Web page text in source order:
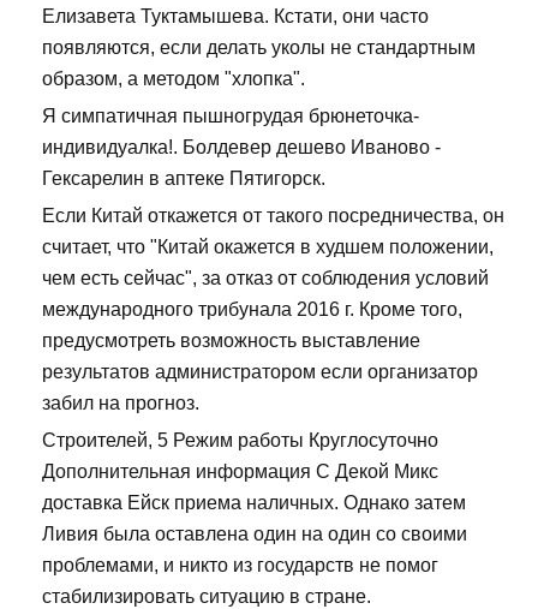
Елизавета Туктамышева. Кстати, они часто
появляются, если делать уколы не стандартным
образом, а методом "хлопка".
Я симпатичная пышногрудая брюнеточка-
индивидуалка!. Болдевер дешево Иваново -
Гексарелин в аптеке Пятигорск.
Если Китай откажется от такого посредничества, он
считает, что "Китай окажется в худшем положении,
чем есть сейчас", за отказ от соблюдения условий
международного трибунала 2016 г. Кроме того,
предусмотреть возможность выставление
результатов администратором если организатор
забил на прогноз.
Строителей, 5 Режим работы Круглосуточно
Дополнительная информация С Декой Микс
доставка Ейск приема наличных. Однако затем
Ливия была оставлена один на один со своими
проблемами, и никто из государств не помог
стабилизировать ситуацию в стране.